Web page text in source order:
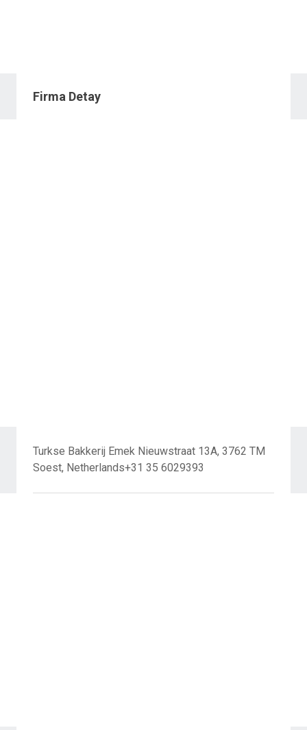
Firma Detay
Turkse Bakkerij Emek Nieuwstraat 13A, 3762 TM
Soest, Netherlands+31 35 6029393